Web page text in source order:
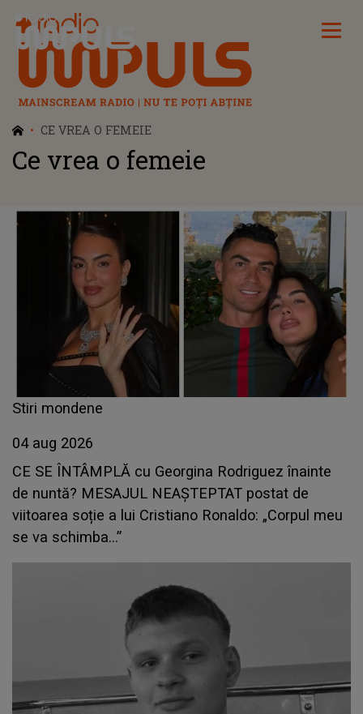
Radio Impuls
CE VREA O FEMEIE
Ce vrea o femeie
Stiri mondene
04 aug 2026
CE SE ÎNTÂMPLĂ cu Georgina Rodriguez înainte
de nuntă? MESAJUL NEAȘTEPTAT postat de
viitoarea soție a lui Cristiano Ronaldo: „Corpul meu
se va schimba...”